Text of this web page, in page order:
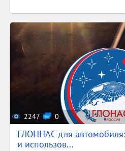
2247 0
ГЛОННАС для
и использов...